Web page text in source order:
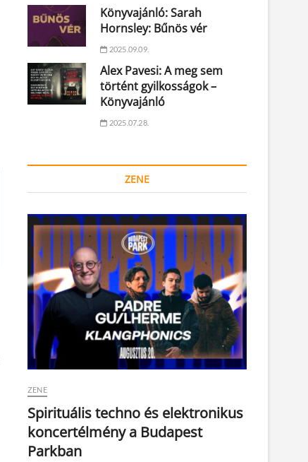
Könyvajánló: Sarah
Hornsley: Bűnös vér
2025.09.09.
Alex Pavesi: A meg sem
történt gyilkosságok –
Könyvajánló
2025.07.28.
ZENE
ZENE
Spirituális techno és elektronikus
koncertélmény a Budapest
Parkban